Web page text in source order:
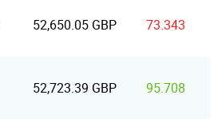
52,650.05 GBP 73.343
52,723.39 GBP 95.708